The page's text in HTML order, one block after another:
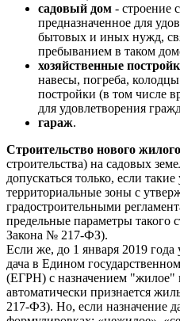
садовый дом - строение
предназначенное для
бытовых и иных нужд,
пребыванием в таком
хозяйственные
навесы, погреба,
постройки (в том числе
для удовлетворения
гараж.
Строительство нового
строительства) на садовых
допускаться только, если
территориальные зоны с
градостроительными
предельные параметры такого
Закона № 217-ФЗ).
Если же, до 1 января 2019 года
дача в Едином
(ЕГРН) с назначением "жилое"
автоматически признается
217-ФЗ). Но, если назначение